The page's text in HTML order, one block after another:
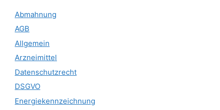
Abmahnung
AGB
Allgemein
Arzneimittel
Datenschutzrecht
DSGVO
Energiekennzeichnung